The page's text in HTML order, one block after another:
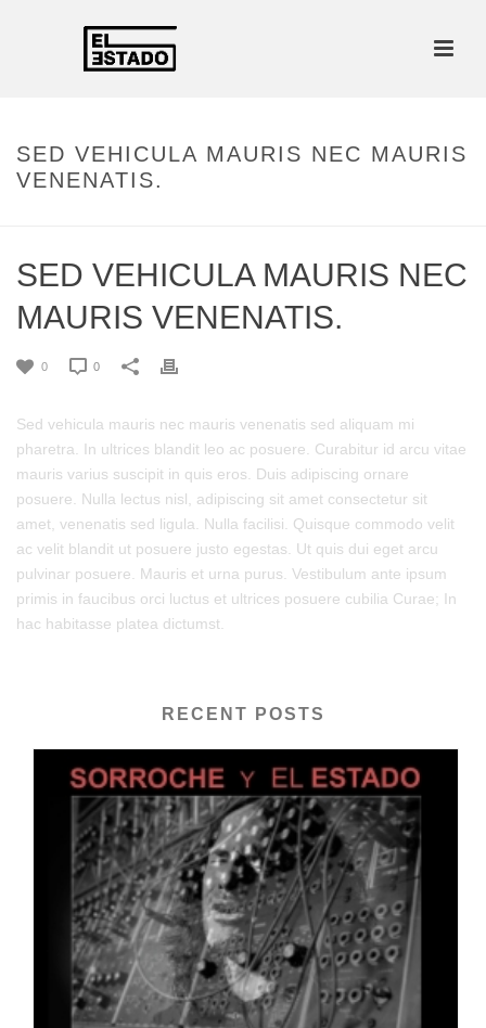
SED VEHICULA MAURIS NEC MAURIS
VENENATIS.
SED VEHICULA MAURIS NEC
MAURIS VENENATIS.
0 0
Sed vehicula mauris nec mauris venenatis sed aliquam mi
pharetra. In ultrices blandit leo ac posuere. Curabitur id arcu vitae
mauris varius suscipit in quis eros. Duis adipiscing ornare
posuere. Nulla lectus nisl, adipiscing sit amet consectetur sit
amet, venenatis sed ligula. Nulla facilisi. Quisque commodo velit
ac velit blandit ut posuere justo egestas. Ut quis dui eget arcu
pulvinar posuere. Mauris et urna purus. Vestibulum ante ipsum
primis in faucibus orci luctus et ultrices posuere cubilia Curae; In
hac habitasse platea dictumst.
RECENT POSTS